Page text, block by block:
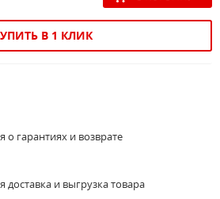
В 1 КЛИК
гарантиях и возврате
доставка и выгрузка товара